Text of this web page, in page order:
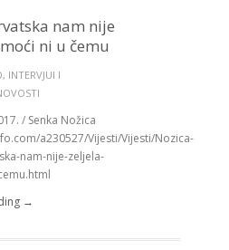
nam nije
ni u čemu
, INTERVJUI I
/ Senka Nožica
a230527/Vijesti/Vijesti/Nozica-
nam-nije-zeljela-
→